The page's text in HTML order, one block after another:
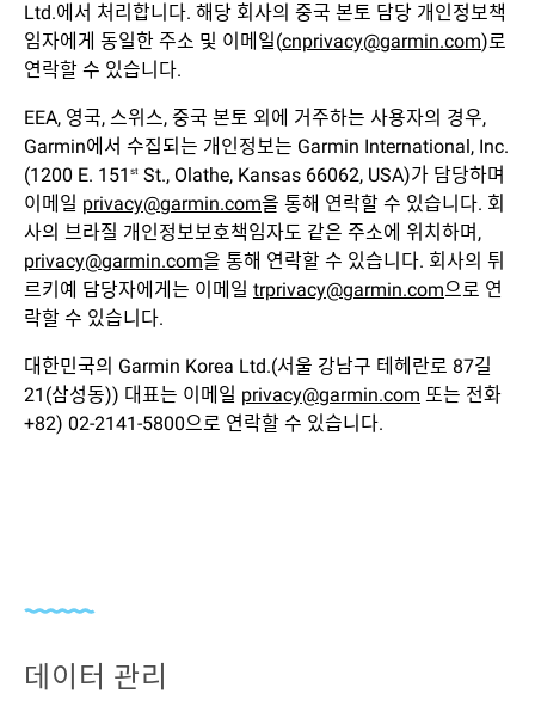
Ltd.에서 처리합니다. 해당 회사의 중국 본토 담당 개인정보책
임자에게 동일한 주소 및 이메일(cnprivacy@garmin.com)로
연락할 수 있습니다.
EEA, 영국, 스위스, 중국 본토 외에 거주하는 사용자의 경우,
Garmin에서 수집되는 개인정보는 Garmin International, Inc.
(1200 E. 151 st St., Olathe, Kansas 66062, USA)가 담당하며
이메일 privacy@garmin.com을 통해 연락할 수 있습니다. 회
사의 브라질 개인정보보호책임자도 같은 주소에 위치하며,
privacy@garmin.com을 통해 연락할 수 있습니다. 회사의 튀
르키예 담당자에게는 이메일 trprivacy@garmin.com으로 연
락할 수 있습니다.
대한민국의 Garmin Korea Ltd.(서울 강남구 테헤란로 87길
21(삼성동)) 대표는 이메일 privacy@garmin.com 또는 전화
+82) 02-2141-5800으로 연락할 수 있습니다.
데이터 관리